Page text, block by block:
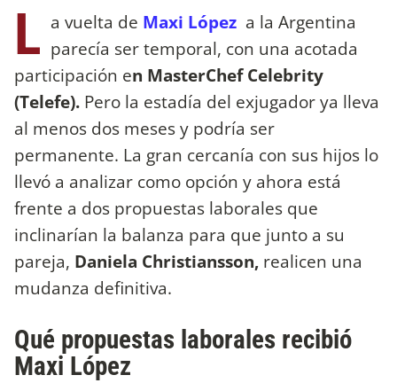
L a vuelta de Maxi López a la Argentina
parecía ser temporal, con una acotada
participación en MasterChef Celebrity
(Telefe). Pero la estadía del exjugador ya lleva
al menos dos meses y podría ser
permanente. La gran cercanía con sus hijos lo
llevó a analizar como opción y ahora está
frente a dos propuestas laborales que
inclinarían la balanza para que junto a su
pareja, Daniela Christiansson, realicen una
mudanza definitiva.
Qué propuestas laborales recibió
Maxi López